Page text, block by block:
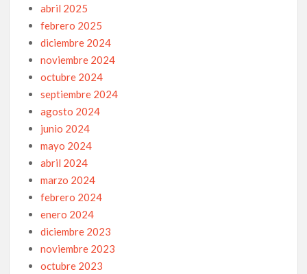
abril 2025
febrero 2025
diciembre 2024
noviembre 2024
octubre 2024
septiembre 2024
agosto 2024
junio 2024
mayo 2024
abril 2024
marzo 2024
febrero 2024
enero 2024
diciembre 2023
noviembre 2023
octubre 2023